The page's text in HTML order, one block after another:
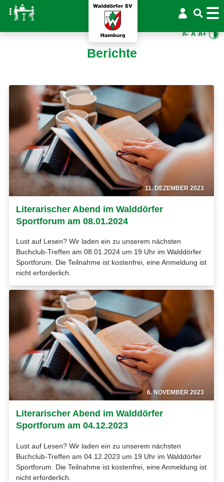
A- A A+
Berichte
11. DEZEMBER 2023
Literarischer Abend im Walddörfer
Sportforum am 08.01.2024
Lust auf Lesen? Wir laden ein zu unserem nächsten
Buchclub-Treffen am 08.01.2024 um 19 Uhr im Walddörfer
Sportforum. Die Teilnahme ist kostenfrei, eine Anmeldung ist
nicht erforderlich.
6. NOVEMBER 2023
Literarischer Abend im Walddörfer
Sportforum am 04.12.2023
Lust auf Lesen? Wir laden ein zu unserem nächsten
Buchclub-Treffen am 04.12.2023 um 19 Uhr im Walddörfer
Sportforum. Die Teilnahme ist kostenfrei, eine Anmeldung ist
nicht erforderlich.